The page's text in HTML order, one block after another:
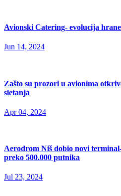
Avionski Catering- evolucija
Jun 14, 2024
Zašto su prozori u avionima
sletanja
Apr 04, 2024
Aerodrom Niš dobio novi terminal-
preko 500.000 putnika
Jul 23, 2024